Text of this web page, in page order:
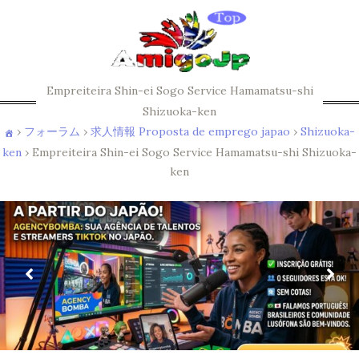
Empreiteira Shin-ei Sogo Service Hamamatsu-shi
Shizuoka-ken
› フォーラム › 求人情報 Proposta de emprego japao › Shizuoka-
ken › Empreiteira Shin-ei Sogo Service Hamamatsu-shi Shizuoka-
ken